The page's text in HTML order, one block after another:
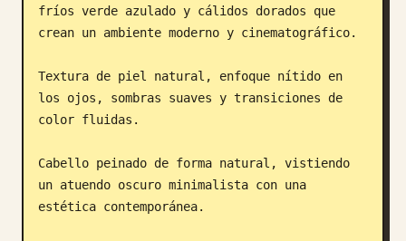
fríos verde azulado y cálidos dorados que
crean un ambiente moderno y cinematográfico.
Textura de piel natural, enfoque nítido en
los ojos, sombras suaves y transiciones de
color fluidas.
Cabello peinado de forma natural, vistiendo
un atuendo oscuro minimalista con una
estética contemporánea.